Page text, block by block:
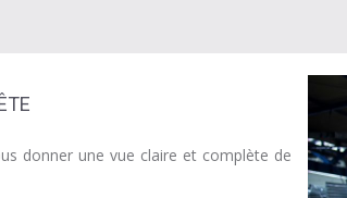
donner une vue claire et complète de